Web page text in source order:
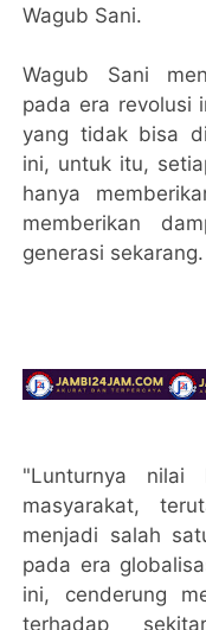
Wagub Sani.
Wagub Sani
pada era revolusi
yang tidak bisa
ini, untuk itu,
hanya
memberikan
generasi sekarang.
"Lunturnya nilai
masyarakat,
menjadi salah
pada era
ini, cenderung
terhadap